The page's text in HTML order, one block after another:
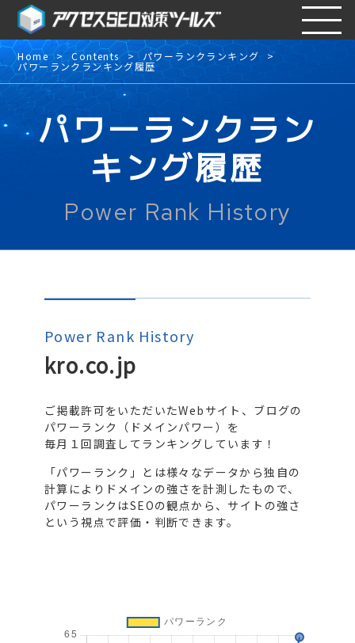
Home Contents パワーランクランキング
パワーランクランキング履歴
パワーランクラン
キング履歴
Power Rank History
Power Rank History
kro.co.jp
ご掲載許可をいただいたWebサイト、ブログの
パワーランク（ドメインパワー）を
毎月１回調査してランキングしています！
「パワーランク」とは様々なデータから独自の
計算によりドメインの強さを計測したもので、
パワーランクはSEOの観点から、サイトの強さ
という視点で評価・判断できます。